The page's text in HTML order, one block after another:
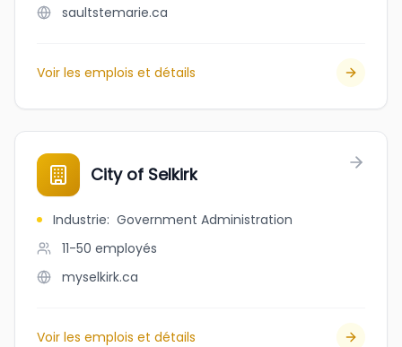
saultstemarie.ca
Voir les emplois et détails
City of Selkirk
Industrie: Government Administration
11-50 employés
myselkirk.ca
Voir les emplois et détails